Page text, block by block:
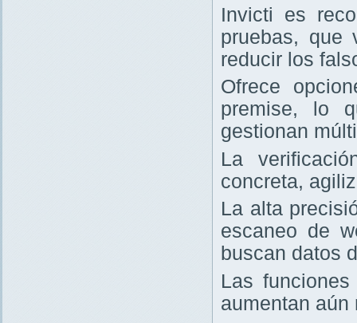
Invicti es
pruebas, que
reducir los
Ofrece
premise, lo
gestionan
La
concreta,
La alta
escaneo de
buscan datos
Las
aumentan aún